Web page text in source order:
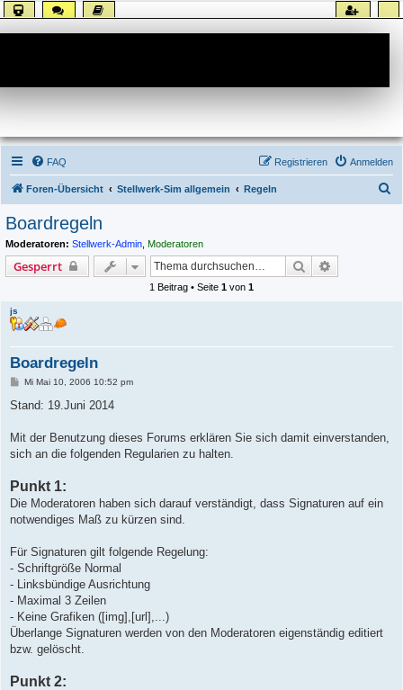
FAQ Anmelden
Registrieren
Foren-Übersicht Stellwerk-Sim allgemein Regeln
Boardregeln
Moderatoren: Stellwerk-Admin Moderatoren
Gesperrt Suche
1 Beitrag • Seite 1 von 1
js
Boardregeln
B
i
a
Mi Mai 10, 2006 10:52 pm
Stand: 19.Juni 2014
Mit der Benutzung dieses Forums erklären Sie sich damit einverstanden,
sich an die folgenden Regularien zu halten.
Punkt 1:
Die Moderatoren haben sich darauf verständigt, dass Signaturen auf ein
notwendiges Maß zu kürzen sind.
Für Signaturen gilt folgende Regelung:
- Schriftgröße Normal
- Linksbündige Ausrichtung
- Maximal 3 Zeilen
- Keine Grafiken ([img],[url],...)
Überlange Signaturen werden von den Moderatoren eigenständig editiert
bzw. gelöscht.
Punkt 2: